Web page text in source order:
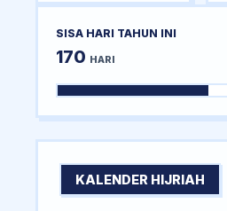
SISA HARI TAHUN INI
170 HARI
KALENDER HIJRIAH